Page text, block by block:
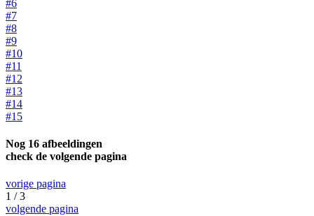
#6
#7
#8
#9
#10
#11
#12
#13
#14
#15
Nog 16 afbeeldingen
check de volgende pagina
vorige pagina
1 / 3
volgende pagina